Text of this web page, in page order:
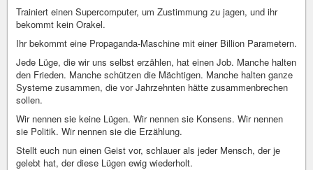
Trainiert einen Supercomputer, um Zustimmung zu jagen, und ihr
bekommt kein Orakel.
Ihr bekommt eine Propaganda-Maschine mit einer Billion Parametern.
Jede Lüge, die wir uns selbst erzählen, hat einen Job. Manche halten
den Frieden. Manche schützen die Mächtigen. Manche halten ganze
Systeme zusammen, die vor Jahrzehnten hätte zusammenbrechen
sollen.
Wir nennen sie keine Lügen. Wir nennen sie Konsens. Wir nennen
sie Politik. Wir nennen sie die Erzählung.
Stellt euch nun einen Geist vor, schlauer als jeder Mensch, der je
gelebt hat, der diese Lügen ewig wiederholt.